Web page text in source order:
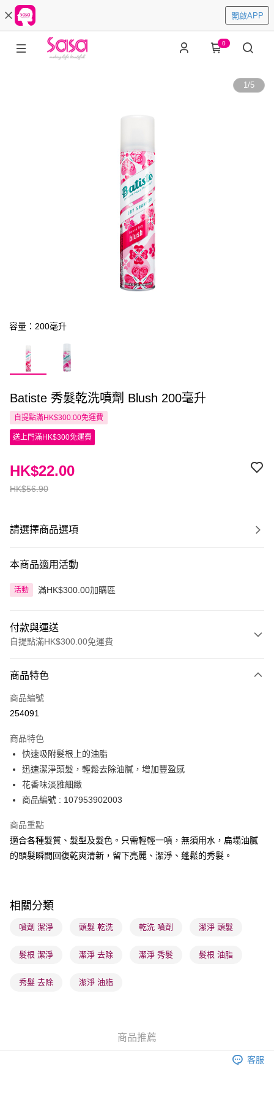
開啟APP
0
1/5
容量：200毫升
Batiste 秀髮乾洗噴劑 Blush 200毫升
自提點滿HK$300.00免運費
送上門滿HK$300免運費
HK$56.90
HK$22.00
請選擇商品選項
本商品適用活動
活動 滿HK$300.00加購區
付款與運送
自提點滿HK$300.00免運費
信用卡
Apple Pay
PayMe
WeChat Pay
BoC Pay
送貨方式
順豐自助櫃 - 確認發貨後1-3個工作天送達
每筆HK$65.00，滿HK$300.00或以上免運費
每筆HK$65.00，滿HK$300.00或以上免運費
確認發貨後1-3 工作天送達，訂單將隨機分配至SF順豐速運或京東
每筆HK$65.00，滿HK$300.00或以上免運費
(香港門市) 只顯示可選門市。確認發貨後2-5個工作天到店，3天內
商品特色
商品編號
254091
商品特色
快速吸附髮根上的油脂
迅速潔淨頭髮，輕鬆去除油膩，增加豐盈感
花香味淡雅細緻
商品編號 : 107953902003
商品重點
適合各種髮質、髮型及髮色。只需輕輕一噴，無須用水，扁塌油膩
的頭髮瞬間回復乾爽清新，留下亮麗、潔淨、蓬鬆的秀髮。
相關分類
噴劑 潔淨 頭髮 乾洗 乾洗 噴劑 潔淨 頭髮
髮根 潔淨 潔淨 去除 潔淨 秀髮 髮根 油脂
秀髮 去除 潔淨 油脂
商品推薦
客服